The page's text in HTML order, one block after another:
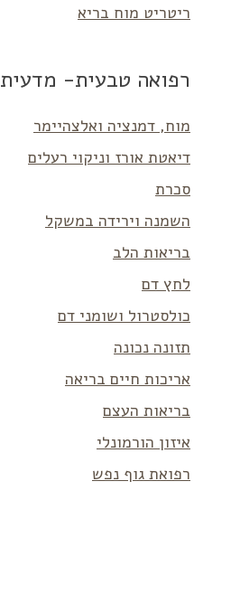
ריטריט מוח בריא
רפואה טבעית- מדעית
מוח, דמנציה ואלצהיימר
דיאטת אורז וניקוי רעלים
סכרת
השמנה וירידה במשקל
בריאות הלב
לחץ דם
כולסטרול ושומני דם
תזונה נכונה
אריכות חיים בריאה
בריאות העצם
איזון הורמונלי
רפואת גוף נפש